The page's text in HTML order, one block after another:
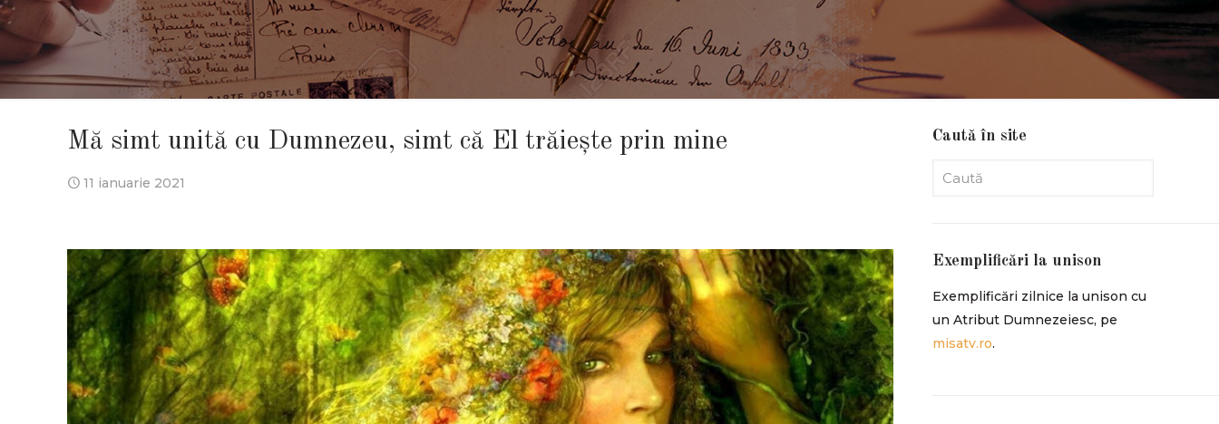
Mă simt unită cu Dumnezeu, simt că El trăieşte prin mine
11 ianuarie 2021
Caută în site
Exemplificări la unison
Exemplificări zilnice la unison cu
un Atribut Dumnezeiesc, pe
misatv.ro.